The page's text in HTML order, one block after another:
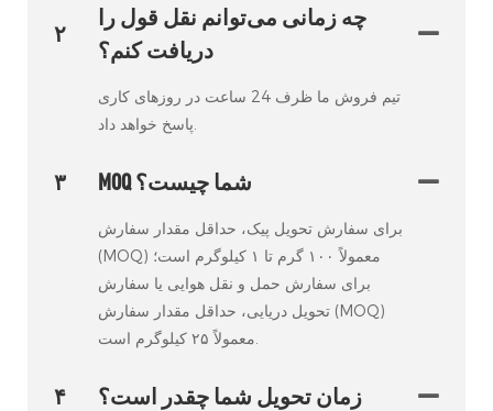
۲
چه زمانی می‌توانم نقل قول را
دریافت کنم؟
تیم فروش ما ظرف 24 ساعت در روزهای کاری
پاسخ خواهد داد.
۳ MOQ شما چیست؟
برای سفارش تحویل پیک، حداقل مقدار سفارش
(MOQ) معمولاً ۱۰۰ گرم تا ۱ کیلوگرم است؛
برای سفارش حمل و نقل هوایی یا سفارش
تحویل دریایی، حداقل مقدار سفارش (MOQ)
معمولاً ۲۵ کیلوگرم است.
۴ زمان تحویل شما چقدر است؟